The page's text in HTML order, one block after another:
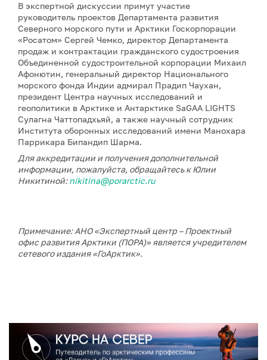
В экспертной дискуссии примут участие
руководитель проектов Департамента развития
Северного морского пути и Арктики Госкорпорации
«Росатом» Сергей Чемко, директор Департамента
продаж и контрактации гражданского судостроения
Объединенной судостроительной корпорации Михаил
Афонютин, генеральный директор Национального
морского фонда Индии адмирал Прадип Чаухан,
президент Центра научных исследований и
геополитики в Арктике и Антарктике SaGAA LIGHTS
Сулагна Чаттопадхьяй, а также научный сотрудник
Института оборонных исследований имени Манохара
Паррикара Бипандип Шарма.
Для аккредитации и получения дополнительной
информации, пожалуйста, обращайтесь к Юлии
Никитиной:nikitina@porarctic.ru
Примечание: АНО «Экспертный центр – Проектный
офис развития Арктики (ПОРА)» является учредителем
сетевого издания «ГоАрктик».